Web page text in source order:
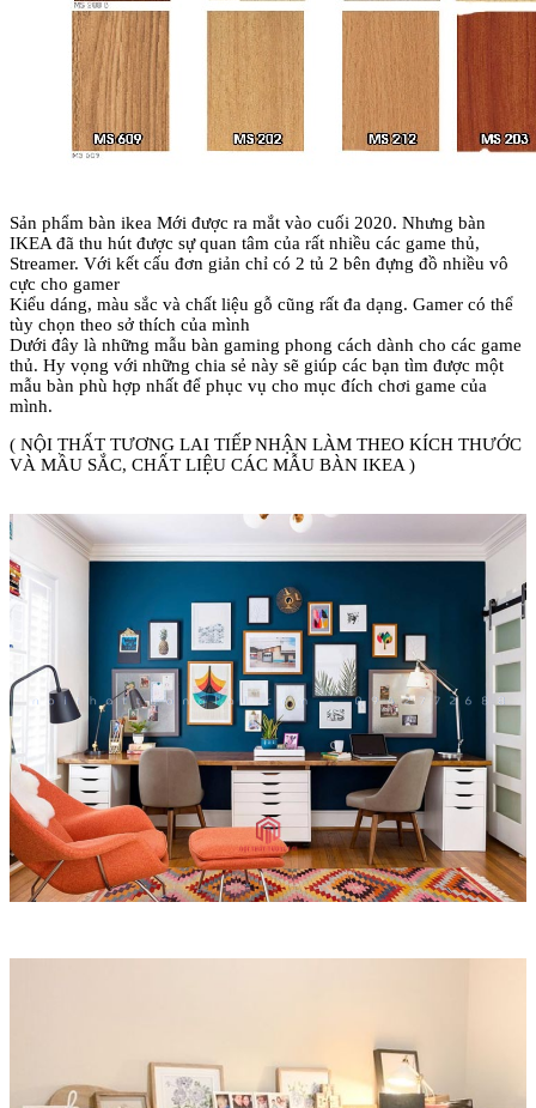
Sản phẩm bàn ikea Mới được ra mắt vào cuối 2020. Nhưng bàn
IKEA đã thu hút được sự quan tâm của rất nhiều các game thủ,
Streamer. Với kết cấu đơn giản chỉ có 2 tủ 2 bên đựng đồ nhiều vô
cực cho gamer
Kiểu dáng, màu sắc và chất liệu gỗ cũng rất đa dạng. Gamer có thể
tùy chọn theo sở thích của mình
Dưới đây là những mẫu bàn gaming phong cách dành cho các game
thủ. Hy vọng với những chia sẻ này sẽ giúp các bạn tìm được một
mẫu bàn phù hợp nhất để phục vụ cho mục đích chơi game của
mình.
( NỘI THẤT TƯƠNG LAI TIẾP NHẬN LÀM THEO KÍCH THƯỚC
VÀ MẦU SẮC, CHẤT LIỆU CÁC MẪU BÀN IKEA )